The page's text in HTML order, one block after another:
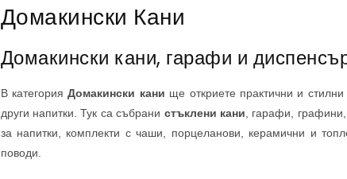
Домакински Кани
Домакински кани, гарафи и
В категорияДомакински кани ще откриете практични и
други напитки. Тук са събрани стъклени кани , гарафи,
за напитки, комплекти с чаши, порцеланови, керамични и
поводи.